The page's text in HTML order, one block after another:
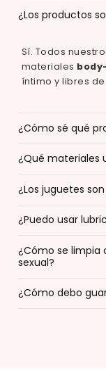
¿Los productos
Sí. Todos
materiales
íntimo y libres
¿Cómo sé qué
¿Qué materiales
¿Los juguetes
¿Puedo usar
¿Cómo se
sexual?
¿Cómo debo